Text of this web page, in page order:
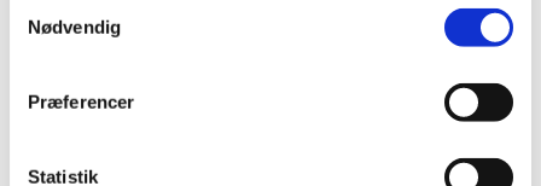
Nødvendig
Præferencer
Statistik
, hvis du vil høre
og blive ringet op af en